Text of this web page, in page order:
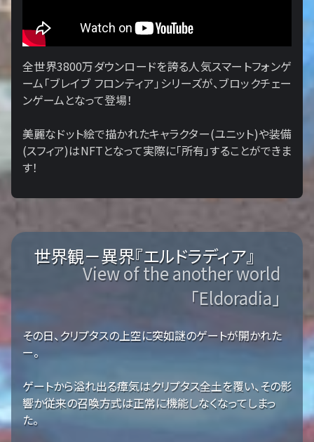
全世界3800万ダウンロードを誇る人気スマートフォンゲ
ーム「ブレイブ フロンティア」シリーズが、ブロックチェー
ンゲームとなって登場！
美麗なドット絵で描かれたキャラクター(ユニット)や装備
(スフィア)はNFTとなって実際に「所有」することができま
す！
世界観－異界『エルドラディア』
View of the another world
「Eldoradia」
その日、クリプタスの上空に突如謎のゲートが開かれた
ー。
ゲートから溢れ出る瘴気はクリプタス全土を覆い、その影
響か従来の召喚方式は正常に機能しなくなってしまっ
た。